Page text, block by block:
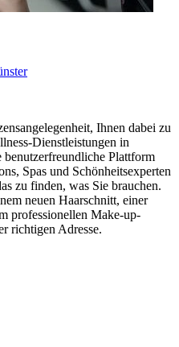
Ihnen dabei zu
Dienstleistungen in
benutzerfreundliche Plattform
Spas und Schönheitsexperten
zu finden, was Sie brauchen.
neuen Haarschnitt, einer
professionellen Make-up-
richtigen Adresse.